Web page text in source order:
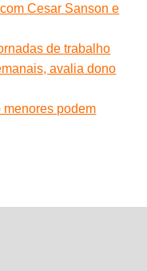
Cesar Sanson e
de trabalho
avalia dono
podem